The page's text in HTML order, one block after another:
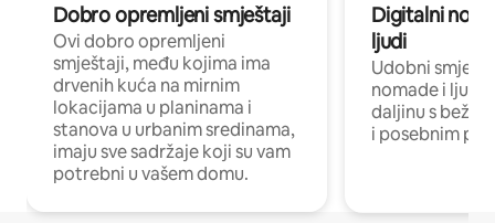
Dobro opremljeni smještaji
Ovi dobro opremljeni
smještaji, među kojima ima
drvenih kuća na mirnim
lokacijama u planinama i
stanova u urbanim sredinama,
imaju sve sadržaje koji su vam
potrebni u vašem domu.
Digitalni
ljudi
Udobni
nomade i ljude
daljinu s
i posebnim